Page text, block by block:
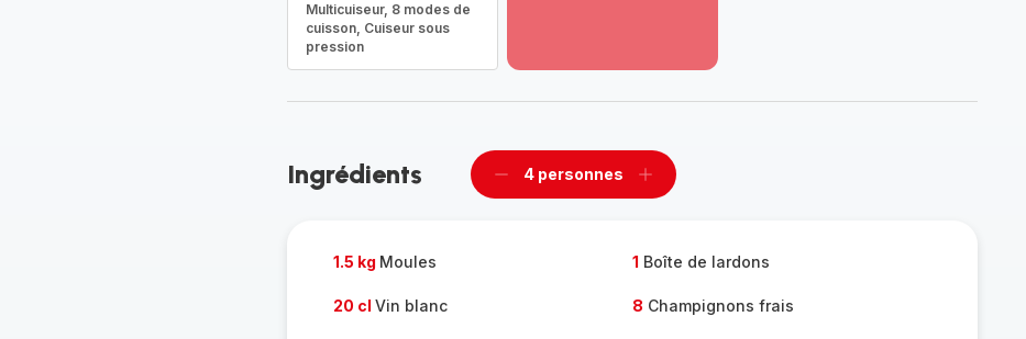
Multicuiseur, 8 modes de
cuisson, Cuiseur sous
pression
-
Ingrédients
Supprimer
4 personnes
Ajouter
1.5 kg Moules 1 Boîte de lardons
20 cl Vin blanc 8 Champignons frais